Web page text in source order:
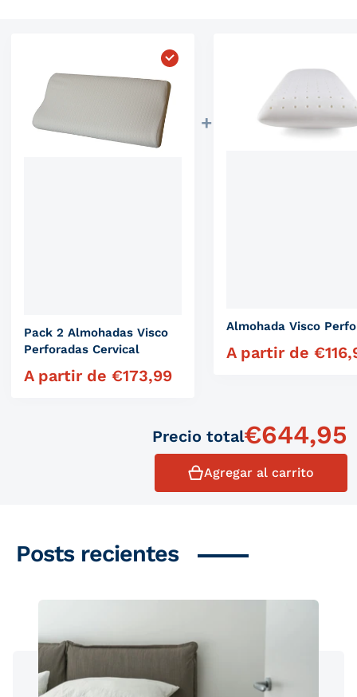
Elegir "Pack 2 Almohadas
Pack 2 Almohadas Visco
Perforadas Cervical
Precio habitual
A partir de €173,99
Almohada Visco
Precio habitual
A partir de €
Precio total€644,95
Agregar al carrito
Productos similares
Posts recientes